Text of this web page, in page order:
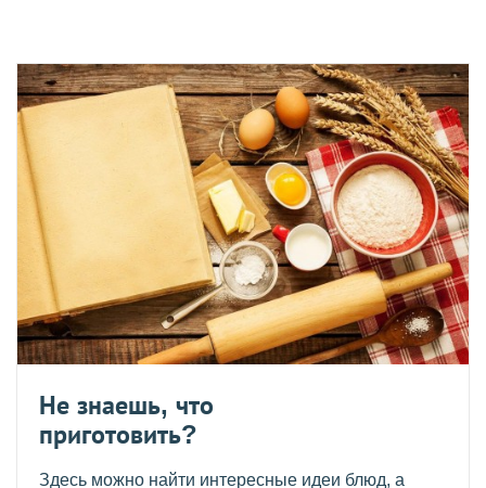
Не знаешь, что
приготовить?
Здесь можно найти интересные идеи блюд, а